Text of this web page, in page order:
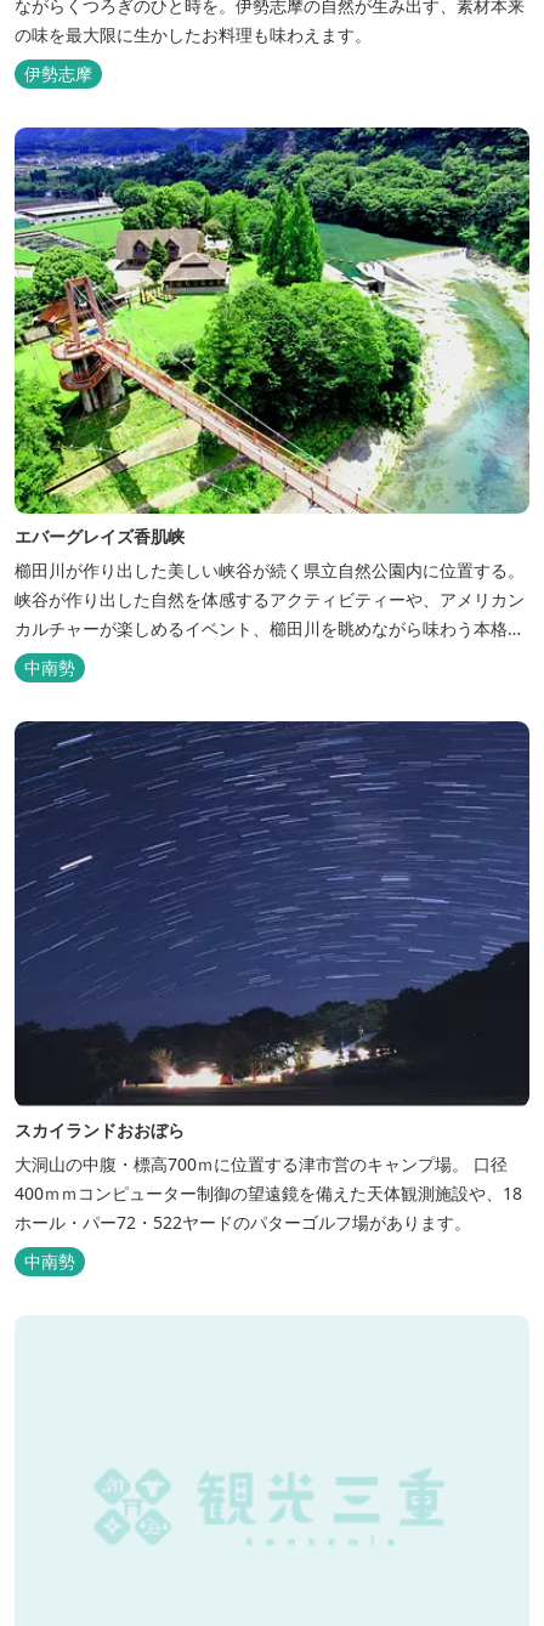
ながらくつろぎのひと時を。伊勢志摩の自然が生み出す、素材本来
の味を最大限に生かしたお料理も味わえます。
伊勢志摩
エバーグレイズ香肌峡
櫛田川が作り出した美しい峡谷が続く県立自然公園内に位置する。
峡谷が作り出した自然を体感するアクティビティーや、アメリカン
カルチャーが楽しめるイベント、櫛田川を眺めながら味わう本格的
なアメリカンＢＢＱを体験することができる。 松阪の観光情報は、
松阪観光インフォメーションサイト ワクワ...
中南勢
スカイランドおおぼら
大洞山の中腹・標高700ｍに位置する津市営のキャンプ場。 口径
400ｍｍコンピューター制御の望遠鏡を備えた天体観測施設や、18
ホール・パー72・522ヤードのパターゴルフ場があります。
中南勢